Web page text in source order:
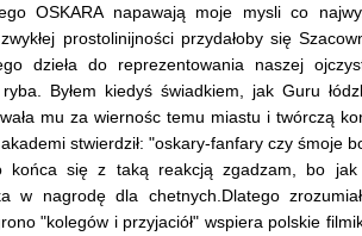
OSKARA napawają moje mysli co
prostolinijności przydałoby się
dzieła do reprezentowania naszej
Byłem kiedyś świadkiem, jak Guru
mu za wiernośc temu miastu i twórczą
stwierdził: "oskary-fanfary czy śmoje
końca się z taką reakcją zgadzam, bo
w nagrodę dla chetnych.Dlatego
"kolegów i przyjaciół" wspiera polskie